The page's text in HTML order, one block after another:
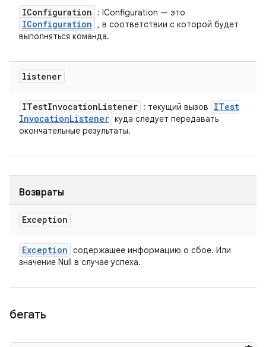
IConfiguration : IConfiguration — это
IConfiguration
, в соответствии с которой будет
выполняться команда.
listener
ITestInvocationListener : текущий вызов
ITest
InvocationListener куда следует передавать
окончательные результаты.
Возвраты
Exception
Exception содержащее информацию о сбое. Или
значение Null в случае успеха.
бегать